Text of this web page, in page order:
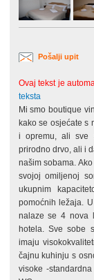
Pošalji upit
Ovaj tekst je
teksta
Mi smo boutique
kako se osjećate s
i opremu, ali sve
prirodno drvo, ali i
našim sobama.
svojoj omiljenoj
ukupnim
pomoćnih ležaja.
nalaze se 4 nova
hotela. Sve sobe
imaju
čajnu kuhinju s
visoke -